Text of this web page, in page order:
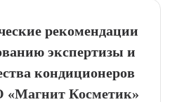
рекомендации
экспертизы и
кондиционеров
«Магнит Косметик»